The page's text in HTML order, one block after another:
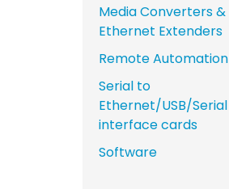
Media Converters &
Ethernet Extenders
Remote Automation
Serial to
Ethernet/USB/Serial
interface cards
Software